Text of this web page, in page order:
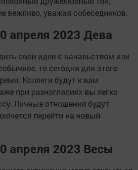
вежливо, уважая собеседников.
апреля 2023 Дева
свои идеи с начальством или
то сегодня для этого
Коллеги будут к вам
при разногласиях вы легко
Личные отношения будут
перейти на новый
апреля 2023 Весы